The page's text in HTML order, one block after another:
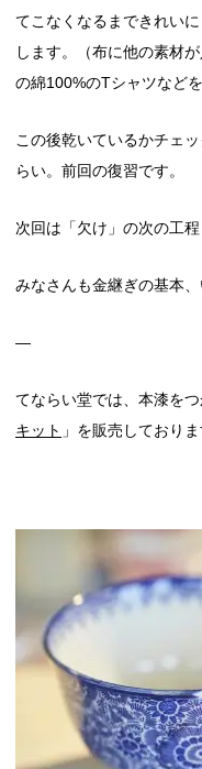
てこなくなるまできれい
します。
（布に他の素材
の綿100%のTシャツなど
この後乾いているかチェ
らい。前回の復習です。
次回は「欠け」の次の工
みなさんも金継ぎの基本
—
てならい堂では、本漆を
キット 」を販売しており